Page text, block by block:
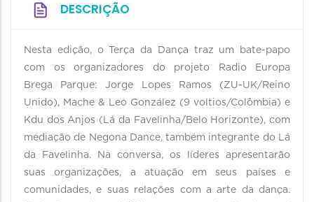
DESCRIÇÃO
Nesta edição, o Terça da Dança traz um bate-papo
com os organizadores do projeto Radio Europa
Brega Parque: Jorge Lopes Ramos (ZU-UK/Reino
Unido), Mache & Leo González (9 voltios/Colômbia) e
Kdu dos Anjos (Lá da Favelinha/Belo Horizonte), com
mediação de Negona Dance, também integrante do Lá
da Favelinha. Na conversa, os líderes apresentarão
suas organizações, a atuação em seus países e
comunidades, e suas relações com a arte da dança.